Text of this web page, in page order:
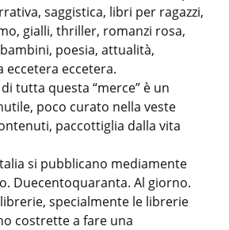
saggistica, libri per ragazzi,
gialli, thriller, romanzi rosa,
poesia, attualità,
eccetera eccetera.
tutta questa “merce” è un
poco curato nella veste
paccottiglia dalla vita
si pubblicano mediamente
Duecentoquaranta. Al giorno.
specialmente le librerie
costrette a fare una